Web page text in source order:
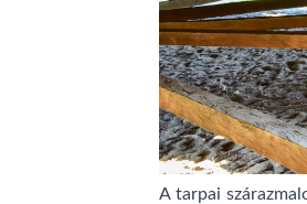
A tarpai